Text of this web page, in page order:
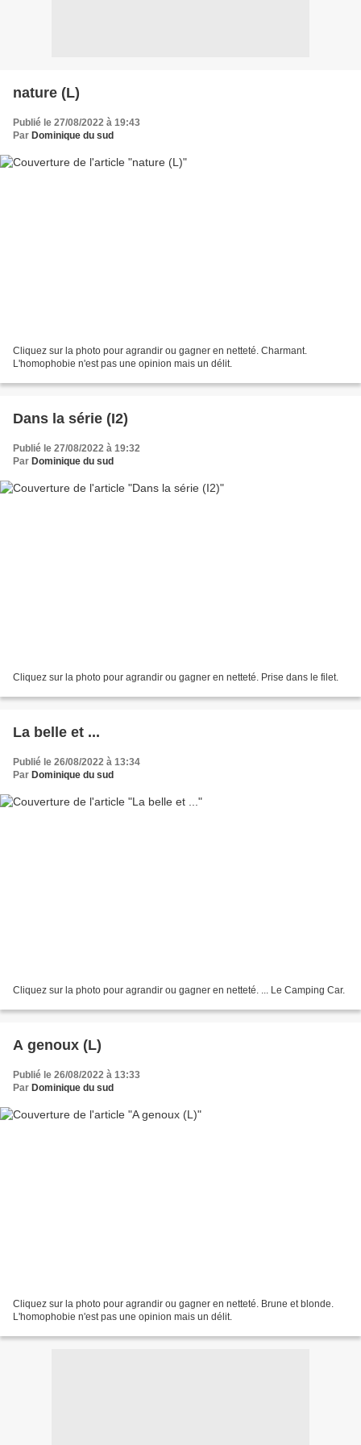
nature (L)
Publié le 27/08/2022 à 19:43
Par Dominique du sud
Cliquez sur la photo pour agrandir ou gagner en netteté. Charmant.
L'homophobie n'est pas une opinion mais un délit.
Dans la série (I2)
Publié le 27/08/2022 à 19:32
Par Dominique du sud
Cliquez sur la photo pour agrandir ou gagner en netteté. Prise dans le filet.
La belle et ...
Publié le 26/08/2022 à 13:34
Par Dominique du sud
Cliquez sur la photo pour agrandir ou gagner en netteté. ... Le Camping Car.
A genoux (L)
Publié le 26/08/2022 à 13:33
Par Dominique du sud
Cliquez sur la photo pour agrandir ou gagner en netteté. Brune et blonde.
L'homophobie n'est pas une opinion mais un délit.